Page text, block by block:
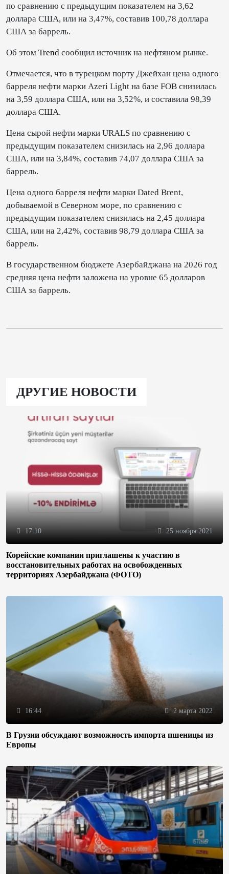
по сравнению с предыдущим показателем на 3,62
доллара США, или на 3,47%, составив 100,78 доллара
США за баррель.
Об этом Trend сообщил источник на нефтяном рынке.
Отмечается, что в турецком порту Джейхан цена одного
барреля нефти марки Azeri Light на базе FOB снизилась
на 3,59 доллара США, или на 3,52%, и составила 98,39
доллара США.
Цена сырой нефти марки URALS по сравнению с
предыдущим показателем снизилась на 2,96 доллара
США, или на 3,84%, составив 74,07 доллара США за
баррель.
Цена одного барреля нефти марки Dated Brent,
добываемой в Северном море, по сравнению с
предыдущим показателем снизилась на 2,45 доллара
США, или на 2,42%, составив 98,79 доллара США за
баррель.
В государственном бюджете Азербайджана на 2026 год
средняя цена нефти заложена на уровне 65 долларов
США за баррель.
ДРУГИЕ НОВОСТИ
17:10 25 ноября 2021
Корейские компании приглашены к участию в
восстановительных работах на освобожденных
территориях Азербайджана (ФОТО)
16:44 2 марта 2022
В Грузии обсуждают возможность импорта пшеницы из
Европы